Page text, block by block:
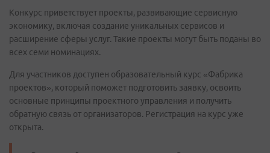
Конкурс приветствует проекты, развивающие сервисную
экономику, включая создание уникальных сервисов и
расширение сферы услуг. Такие проекты могут быть поданы во
всех семи номинациях.
Для участников доступен образовательный курс «Фабрика
проектов», который поможет подготовить заявку, освоить
основные принципы проектного управления и получить
обратную связь от организаторов. Регистрация на курс уже
открыта.